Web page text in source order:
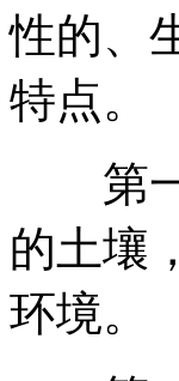
性的、
特点。
第一
的土壤
环境。